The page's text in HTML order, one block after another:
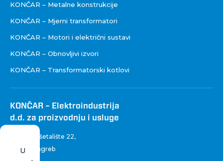
KONČAR – Metalne konstrukcije
KONČAR – Mjerni transformatori
KONČAR – Motori i električni sustavi
KONČAR – Obnovljivi izvori
KONČAR – Transformatorski kotlovi
KONČAR – Elektroindustrija
d.d. za proizvodnju i usluge
Fallerovo šetalište 22,
10 000 Zagreb
U